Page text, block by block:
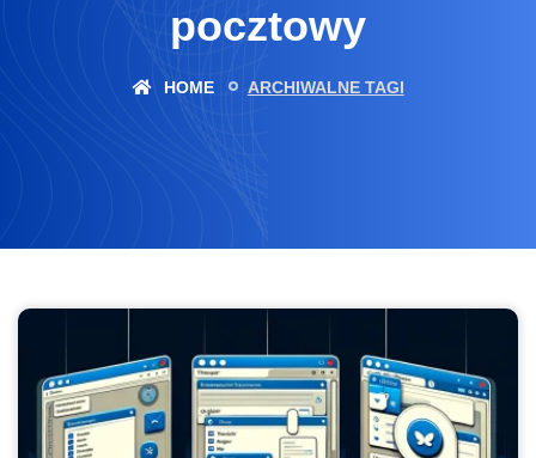
pocztowy
HOME ARCHIWALNE TAGI